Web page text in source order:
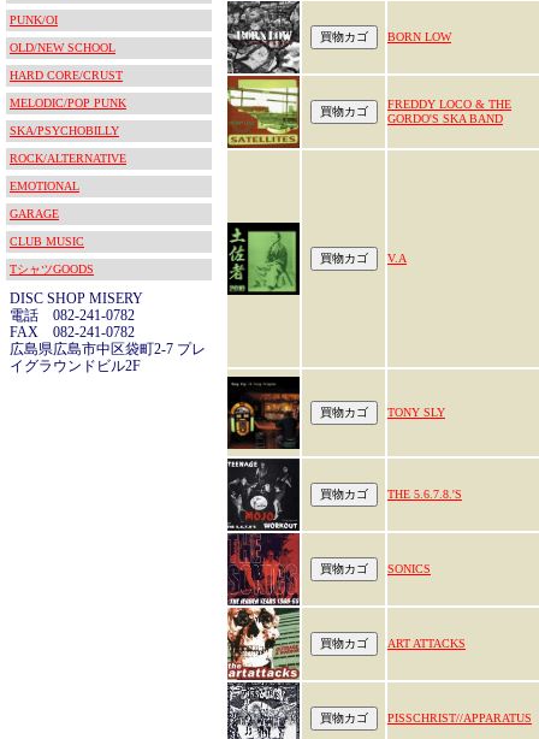
PUNK/OI
OLD/NEW SCHOOL
HARD CORE/CRUST
MELODIC/POP PUNK
SKA/PSYCHOBILLY
ROCK/ALTERNATIVE
EMOTIONAL
GARAGE
CLUB MUSIC
TシャツGOODS
DISC SHOP MISERY
電話 082-241-0782
FAX 082-241-0782
広島県広島市中区袋町2-7 プレ
イグラウンドビル2F
BORN LOW
FREDDY LOCO & THE
GORDO'S SKA BAND
V.A
TONY SLY
THE 5.6.7.8.'S
SONICS
ART ATTACKS
PISSCHRIST//APPARATUS